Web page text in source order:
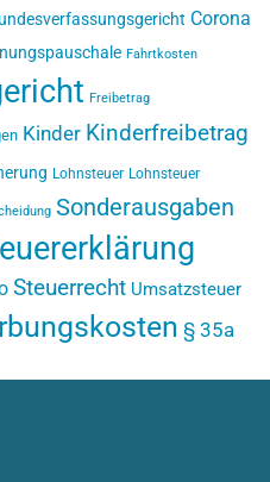
Corona
Fahrtkosten
Freibetrag
Kinder Kinderfreibetrag
Lohnsteuer Lohnsteuer
Sonderausgaben
Steuerrecht Umsatzsteuer
§ 35a